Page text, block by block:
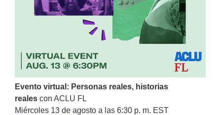
Evento virtual: Personas reales, historias
reales con ACLU FL
Miércoles 13 de agosto a las 6:30 p. m. EST